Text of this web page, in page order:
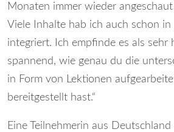
Monaten immer wieder
Viele Inhalte hab ich auch schon in
integriert. Ich empfinde es als sehr
spannend, wie genau du die
in Form von Lektionen
bereitgestellt hast.“
Eine Teilnehmerin aus